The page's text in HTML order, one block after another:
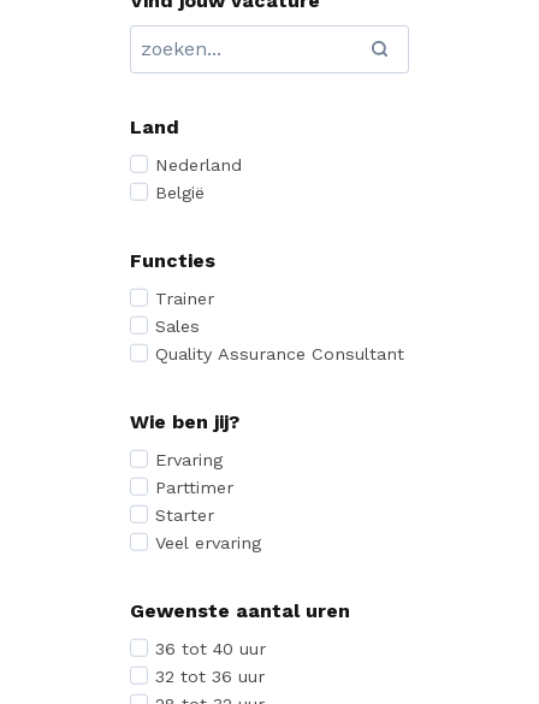
Land
Nederland
België
Functies
Trainer
Sales
Quality Assurance Consultant
Wie ben jij?
Ervaring
Parttimer
Starter
Veel ervaring
Gewenste aantal uren
36 tot 40 uur
32 tot 36 uur